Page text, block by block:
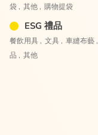
袋 , 其他 , 購物提袋
ESG 禮品
餐飲用具 , 文具 , 車縫布藝 ,
品 , 其他